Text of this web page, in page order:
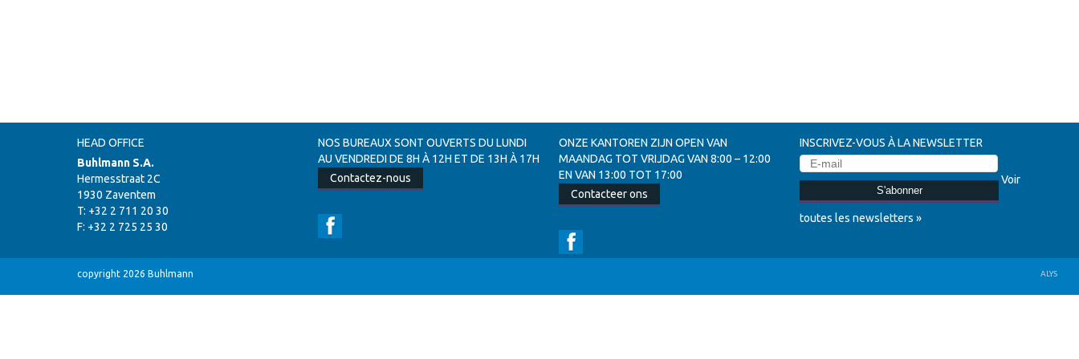
HEAD OFFICE
Buhlmann S.A.
Hermesstraat 2C
1930 Zaventem
T: +32 2 711 20 30
F: +32 2 725 25 30
NOS BUREAUX SONT OUVERTS DU LUNDI
AU VENDREDI DE 8H À 12H ET DE 13H À 17H
Contactez-nous
ONZE KANTOREN ZIJN OPEN VAN
MAANDAG TOT VRIJDAG VAN 8:00 – 12:00
EN VAN 13:00 TOT 17:00
Contacteer ons
INSCRIVEZ-VOUS À LA NEWSLETTER
S'abonner
Voir
toutes les newsletters »
copyright 2026 Buhlmann ALYS